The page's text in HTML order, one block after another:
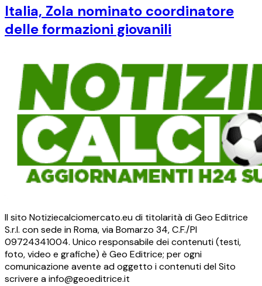
Italia, Zola nominato coordinatore
delle formazioni giovanili
Il sito Notiziecalciomercato.eu di titolarità di Geo Editrice
S.r.l. con sede in Roma, via Bomarzo 34, C.F./PI
09724341004. Unico responsabile dei contenuti (testi,
foto, video e grafiche) è Geo Editrice; per ogni
comunicazione avente ad oggetto i contenuti del Sito
scrivere a info@geoeditrice.it